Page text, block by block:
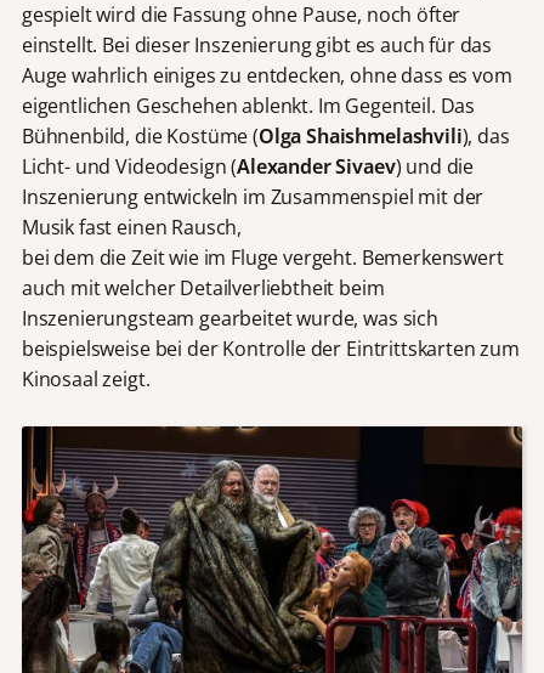
gespielt wird die Fassung ohne Pause, noch öfter
einstellt. Bei dieser Inszenierung gibt es auch für das
Auge wahrlich einiges zu entdecken, ohne dass es vom
eigentlichen Geschehen ablenkt. Im Gegenteil. Das
Bühnenbild, die Kostüme (Olga Shaishmelashvili), das
Licht- und Videodesign (Alexander Sivaev) und die
Inszenierung entwickeln im Zusammenspiel mit der
Musik fast einen Rausch,
bei dem die Zeit wie im Fluge vergeht. Bemerkenswert
auch mit welcher Detailverliebtheit beim
Inszenierungsteam gearbeitet wurde, was sich
beispielsweise bei der Kontrolle der Eintrittskarten zum
Kinosaal zeigt.